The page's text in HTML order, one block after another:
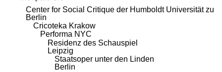
Center for Social Critique der Humboldt Universität zu
Berlin
Cricoteka Krakow
Performa NYC
Residenz des Schauspiel
Leipzig
Staatsoper unter den Linden
Berlin